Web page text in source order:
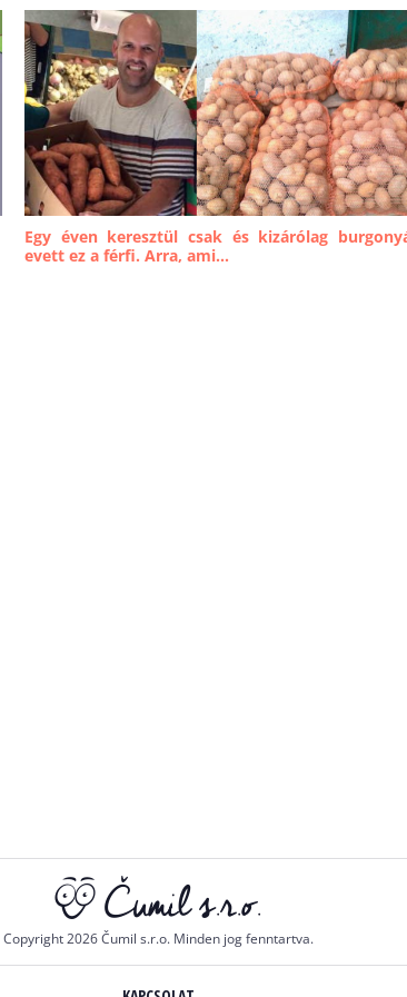
Egy éven keresztül csak és kizárólag
evett ez a férfi. Arra, ami...
Copyright 2026 Čumil s.r.o. Minden jog fenntartva.